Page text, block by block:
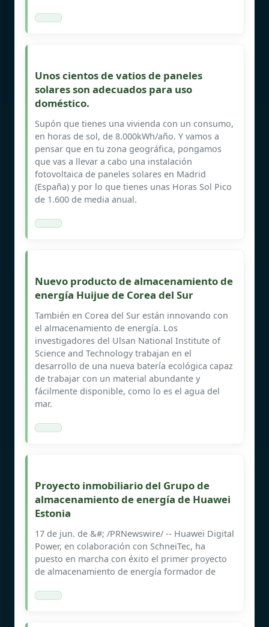
Unos cientos de vatios de paneles
solares son adecuados para uso
doméstico.
Supón que tienes una vivienda con un consumo,
en horas de sol, de 8.000kWh/año. Y vamos a
pensar que en tu zona geográfica, pongamos
que vas a llevar a cabo una instalación
fotovoltaica de paneles solares en Madrid
(España) y por lo que tienes unas Horas Sol Pico
de 1.600 de media anual.
Nuevo producto de almacenamiento de
energía Huijue de Corea del Sur
También en Corea del Sur están innovando con
el almacenamiento de energía. Los
investigadores del Ulsan National Institute of
Science and Technology trabajan en el
desarrollo de una nueva batería ecológica capaz
de trabajar con un material abundante y
fácilmente disponible, como lo es el agua del
mar.
Proyecto inmobiliario del Grupo de
almacenamiento de energía de Huawei
Estonia
17 de jun. de &#; /PRNewswire/ -- Huawei Digital
Power, en colaboración con SchneiTec, ha
puesto en marcha con éxito el primer proyecto
de almacenamiento de energía formador de